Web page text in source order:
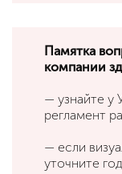
Памятка
компании
— узнайте у
регламент
— если
уточните